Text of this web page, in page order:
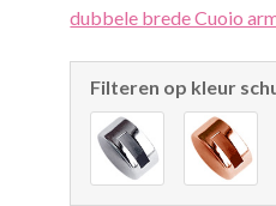
dubbele brede Cuoio
Filteren op kleur